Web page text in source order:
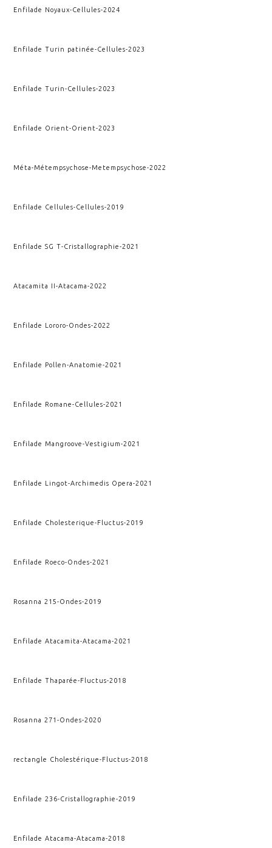
Enfilade Noyaux-Cellules-2024
Enfilade Turin patinée-Cellules-2023
Enfilade Turin-Cellules-2023
Enfilade Orient-Orient-2023
Méta-Métempsychose-Metempsychose-2022
Enfilade Cellules-Cellules-2019
Enfilade SG T-Cristallographie-2021
Atacamita II-Atacama-2022
Enfilade Lororo-Ondes-2022
Enfilade Pollen-Anatomie-2021
Enfilade Romane-Cellules-2021
Enfilade Mangroove-Vestigium-2021
Enfilade Lingot-Archimedis Opera-2021
Enfilade Cholesterique-Fluctus-2019
Enfilade Roeco-Ondes-2021
Rosanna 215-Ondes-2019
Enfilade Atacamita-Atacama-2021
Enfilade Thaparée-Fluctus-2018
Rosanna 271-Ondes-2020
rectangle Cholestérique-Fluctus-2018
Enfilade 236-Cristallographie-2019
Enfilade Atacama-Atacama-2018